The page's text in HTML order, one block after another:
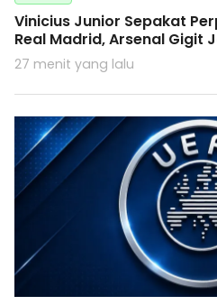
Vinicius Junior Sepakat
Real Madrid, Arsenal Gigit
27 menit yang lalu